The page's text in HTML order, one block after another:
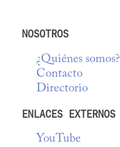
NOSOTROS
¿Quiénes somos?
Contacto
Directorio
ENLACES EXTERNOS
YouTube